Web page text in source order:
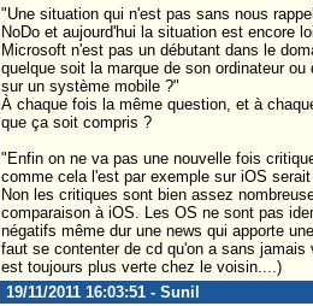
"Une situation qui n'est pas sans nous
NoDo et aujourd'hui la situation est encore
Microsoft n'est pas un débutant dans le
quelque soit la marque de son ordinateur
sur un système mobile ?"
À chaque fois la même question, et à
que ça soit compris ?
"Enfin on ne va pas une nouvelle fois
comme cela l'est par exemple sur iOS
Non les critiques sont bien assez
comparaison à iOS. Les OS ne sont pas
négatifs même dur une news qui apporte
faut se contenter de cd qu'on a sans
est toujours plus verte chez le voisin....)
19/11/2011 16:03:51 - Sunil